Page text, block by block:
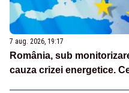
7 aug. 2026, 19:17
România, sub
cauza crizei energetice.